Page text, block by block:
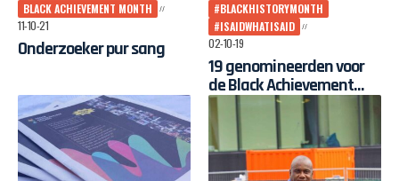
BLACK ACHIEVEMENT MONTH
11-10-21
Onderzoeker pur sang
#BLACKHISTORYMONTH
#ISAIDWHATISAID
02-10-19
19 genomineerden voor
de Black Achievement
Award